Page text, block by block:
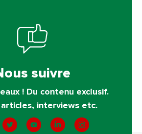
suivre
! Du contenu exclusif.
interviews etc.